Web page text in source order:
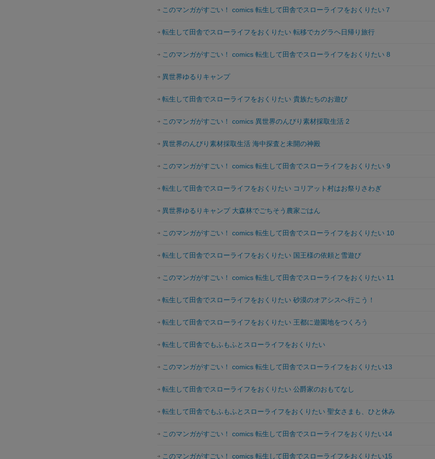
このマンガがすごい！ comics 転生して田舎でスローライフをおくりたい７
転生して田舎でスローライフをおくりたい 転移でカグラヘ日帰り旅行
このマンガがすごい！ comics 転生して田舎でスローライフをおくりたい 8
異世界ゆるりキャンプ
転生して田舎でスローライフをおくりたい 貴族たちのお遊び
このマンガがすごい！ comics 異世界のんびり素材採取生活 2
異世界のんびり素材採取生活 海中探査と未開の神殿
このマンガがすごい！ comics 転生して田舎でスローライフをおくりたい 9
転生して田舎でスローライフをおくりたい コリアット村はお祭りさわぎ
異世界ゆるりキャンプ 大森林でごちそう農家ごはん
このマンガがすごい！ comics 転生して田舎でスローライフをおくりたい 10
転生して田舎でスローライフをおくりたい 国王様の依頼と雪遊び
このマンガがすごい！ comics 転生して田舎でスローライフをおくりたい 11
転生して田舎でスローライフをおくりたい 砂漠のオアシスへ行こう！
転生して田舎でスローライフをおくりたい 王都に遊園地をつくろう
転生して田舎でもふもふとスローライフをおくりたい
このマンガがすごい！ comics 転生して田舎でスローライフをおくりたい13
転生して田舎でスローライフをおくりたい 公爵家のおもてなし
転生して田舎でもふもふとスローライフをおくりたい 聖女さまも、ひと休み
このマンガがすごい！ comics 転生して田舎でスローライフをおくりたい14
このマンガがすごい！ comics 転生して田舎でスローライフをおくりたい15